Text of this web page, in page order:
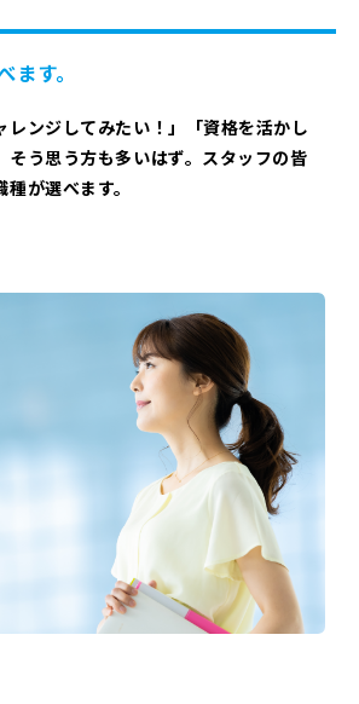
す。
レンジしてみたい！」「資格を活かし
そう思う方も多いはず。スタッフの皆
が選べます。